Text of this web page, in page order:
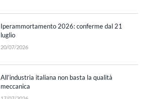
Iperammortamento 2026: conferme dal 21
luglio
20/07/2026
All’industria italiana non basta la qualità
meccanica